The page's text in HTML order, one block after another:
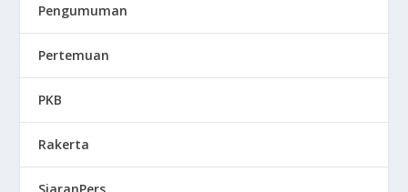
Pengumuman
Pertemuan
PKB
Rakerta